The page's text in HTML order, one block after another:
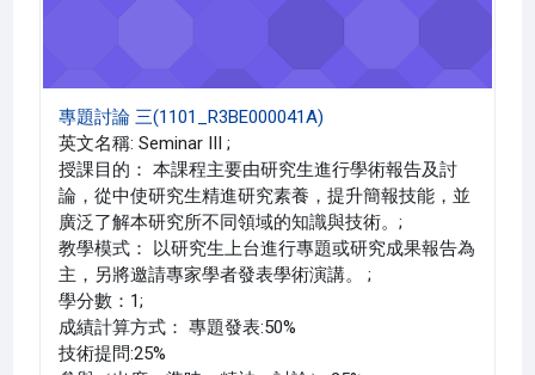
專題討論 三(1101_R3BE000041A)
英文名稱: Seminar III ;
授課目的： 本課程主要由研究生進行學術報告及討
論，從中使研究生精進研究素養，提升簡報技能，並
廣泛了解本研究所不同領域的知識與技術。;
教學模式： 以研究生上台進行專題或研究成果報告為
主，另將邀請專家學者發表學術演講。 ;
學分數：1;
成績計算方式： 專題發表:50%
技術提問:25%